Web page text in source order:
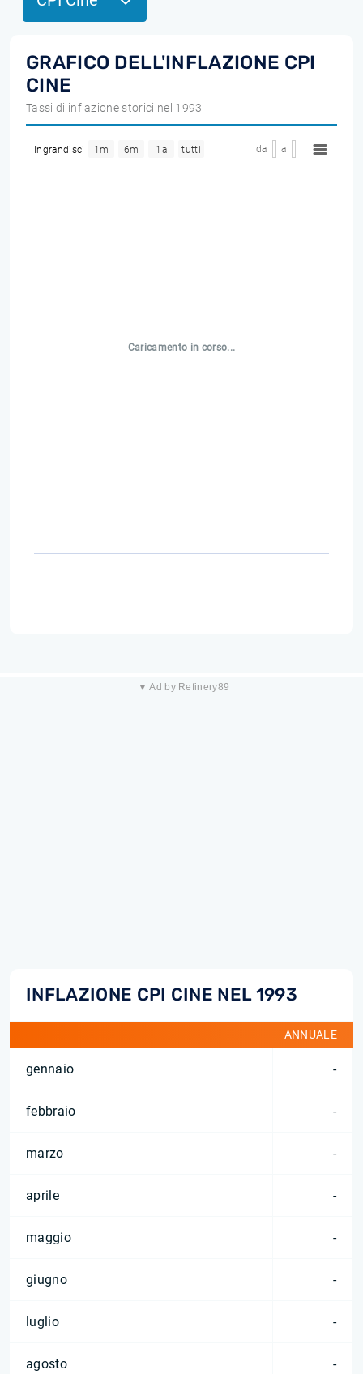
GRAFICO DELL'INFLAZIONE CPI
CINE
Tassi di inflazione storici nel 1993
Ingrandisci 1m 6m 1a tutti da a
Caricamento in corso...
▼ Ad by Refinery89
INFLAZIONE CPI CINE NEL 1993
ANNUALE
gennaio -
febbraio -
marzo -
aprile -
maggio -
giugno -
luglio -
agosto -